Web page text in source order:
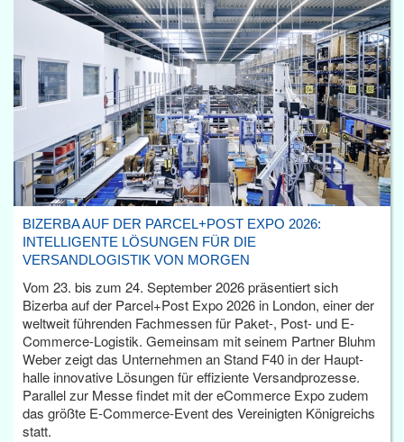
BIZERBA AUF DER PARCEL+POST EXPO 2026:
INTELLIGENTE LÖSUNGEN FÜR DIE
VERSANDLOGISTIK VON MORGEN
Vom 23. bis zum 24. September 2026 präsentiert sich
Bizerba auf der Parcel+Post Expo 2026 in London, einer der
weltweit führenden Fachmessen für Paket-, Post- und E-
Commerce-Logistik. Gemeinsam mit seinem Partner Bluhm
Weber zeigt das Unternehmen an Stand F40 in der Haupt­
halle innovative Lösungen für effiziente Versandprozesse.
Parallel zur Messe findet mit der eCommerce Expo zudem
das größte E-Commerce-Event des Vereinigten Königreichs
statt.